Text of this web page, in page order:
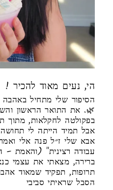
! הי, נעים מאוד להכיר
🌿. את התואר הראשון
בפקולטה לחקלאות, מתוך
אבל תמיד הייתה לי
אבא שלי ז״ל פנה אלי
עבודה רצינית" (והאמת
ברירה, מצאתי את עצמי
תרופות, תפקיד שמאוד
הסבל שראיתי סביבי